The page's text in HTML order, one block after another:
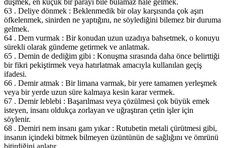
düşmek, en küçük bir parayı bile bulamaz hale gelmek.
63 . Deliye dönmek : Beklenmedik bir olay karşısında çok aşırı
öfkelenmek, sinirden ne yaptığını, ne söylediğini bilemez bir duruma
gelmek.
64 . Dem vurmak : Bir konudan uzun uzadıya bahsetmek, o konuyu
sürekli olarak gündeme getirmek ve anlatmak.
65 . Demin de dediğim gibi : Konuşma sırasında daha önce belirttiği
bir fikri pekiştirmek veya hatırlatmak amacıyla kullanılan geçiş
ifadesi.
66 . Demir atmak : Bir limana varmak, bir yere tamamen yerleşmek
veya bir yerde uzun süre kalmaya kesin karar vermek.
67 . Demir leblebi : Başarılması veya çözülmesi çok büyük emek
isteyen, insanı oldukça zorlayan ve uğraştıran çetin işler için
söylenir.
68 . Demiri nem insanı gam yıkar : Rutubetin metali çürütmesi gibi,
insanın içindeki bitmek bilmeyen üzüntünün de sağlığını ve ömrünü
bitirdiğini anlatır.